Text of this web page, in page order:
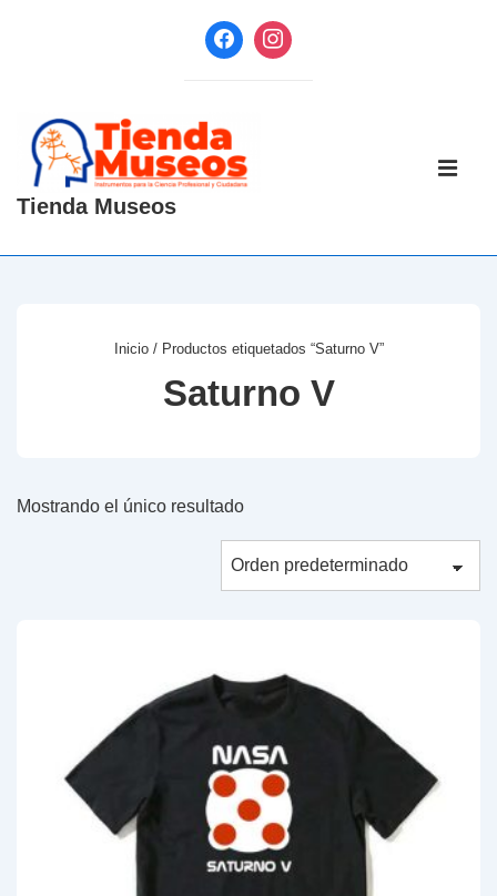
principal
Tienda Museos
Inicio/ Productos etiquetados “Saturno V”
Saturno V
Mostrando el único resultado